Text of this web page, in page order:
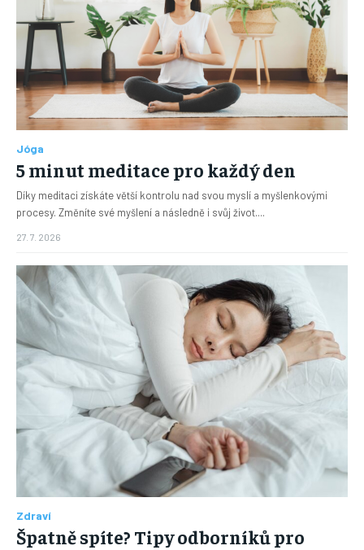
Jóga
5 minut meditace pro každý den
Díky meditaci získáte větší kontrolu nad svou myslí a myšlenkovými
procesy. Změníte své myšlení a následně i svůj život....
27. 7. 2026
Zdraví
Špatně spíte? Tipy odborníků pro